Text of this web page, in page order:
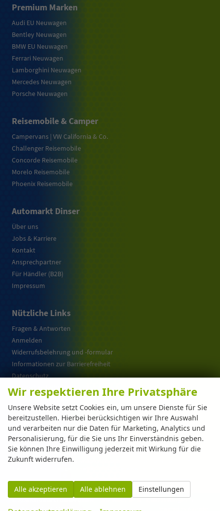
Premium Marken
Audi EU Neuwagen
Bentley Neuwagen
BMW EU Neuwagen
Ferrari Neuwagen
Lamborghini Neuwagen
Mercedes Neuwagen
Porsche Neuwagen
Reisemobile & Camper
Campervans | VW California & Co.
Challenger Reisemobile
Concorde Reisemobile
Morelo Reisemobile
Phoenix Reisemobile
Automarkt Dinser
Über uns
Jobs & Karriere
Kontakt
Ansprechpartner
Für Händler (B2B)
Impressum
Nützliche Links
Fragen & Antworten
Anmelden
Widerrufsbelehrung und -formular
Informationen zur Barrierefreiheit
Datenschutz
Cookie-Einstellungen
Warum EU-Neuwagen ?
Weitere Informationen zum offiziellen Kraftstoffverbrauch und zu den offiziellen
spezifischen CO2-Emissionen und gegebenenfalls zum Stromverbrauch neuer PKW
können dem 'Leitfaden über den offiziellen Kraftstoffverbrauch, die offiziellen
spezifischen CO -Emissionen und den offiziellen Stromverbrauch neuer PKW'
entnommen werden, der an allen Verkaufsstellen und bei der 'Deutschen Automobil
© 2026Automarkt Dinser GmbH,Franz-Walchner-Str. 8,88239Wangen im
Allgäu,
+49-7522-77114-0
Wir respektieren Ihre Privatsphäre
Unsere Website setzt Cookies ein, um unsere Dienste für Sie
bereitzustellen. Hierbei berücksichtigen wir Ihre Auswahl
und verarbeiten nur die Daten für Marketing, Analytics und
Personalisierung, für die Sie uns Ihr Einverständnis geben.
Sie können Ihre Einwilligung jederzeit mit Wirkung für die
Zukunft widerrufen.
Alle akzeptieren Alle ablehnen Einstellungen